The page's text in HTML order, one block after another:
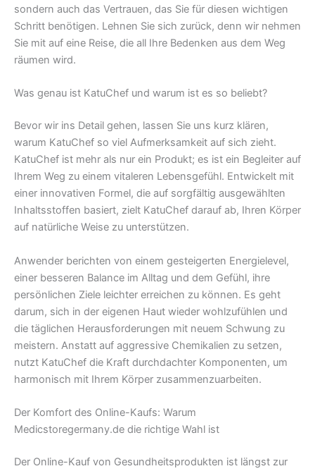
sondern auch das Vertrauen, das Sie für diesen wichtigen
Schritt benötigen. Lehnen Sie sich zurück, denn wir nehmen
Sie mit auf eine Reise, die all Ihre Bedenken aus dem Weg
räumen wird.
Was genau ist KatuChef und warum ist es so beliebt?
Bevor wir ins Detail gehen, lassen Sie uns kurz klären,
warum KatuChef so viel Aufmerksamkeit auf sich zieht.
KatuChef ist mehr als nur ein Produkt; es ist ein Begleiter auf
Ihrem Weg zu einem vitaleren Lebensgefühl. Entwickelt mit
einer innovativen Formel, die auf sorgfältig ausgewählten
Inhaltsstoffen basiert, zielt KatuChef darauf ab, Ihren Körper
auf natürliche Weise zu unterstützen.
Anwender berichten von einem gesteigerten Energielevel,
einer besseren Balance im Alltag und dem Gefühl, ihre
persönlichen Ziele leichter erreichen zu können. Es geht
darum, sich in der eigenen Haut wieder wohlzufühlen und
die täglichen Herausforderungen mit neuem Schwung zu
meistern. Anstatt auf aggressive Chemikalien zu setzen,
nutzt KatuChef die Kraft durchdachter Komponenten, um
harmonisch mit Ihrem Körper zusammenzuarbeiten.
Der Komfort des Online-Kaufs: Warum
Medicstoregermany.de die richtige Wahl ist
Der Online-Kauf von Gesundheitsprodukten ist längst zur